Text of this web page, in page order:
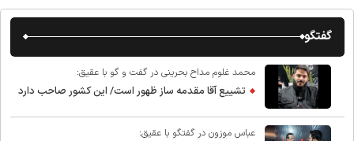
گفتگو
محمد غلوم مداح بحرینی در گفت و گو با عقیق:
تشییع آقا مقدمه ساز ظهور است/ این کشور صاحب دارد
عباس موزون در گفتگو با عقیق: